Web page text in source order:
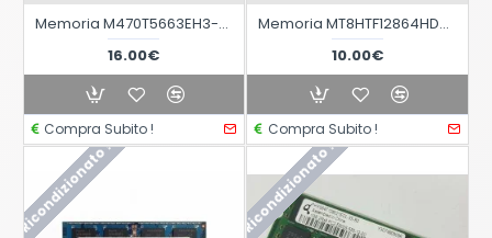
Memoria M470T5663EH3-CE6 2GB 200Pin SO-DIMM DDR2
16.00€
Compra Subito !
Memoria MT8HTF12864HDY-667E1 DDR2 SDRAM 1GB SODIMM
10.00€
Compra Subito !
Ricondizionato ! Ricondizionato !